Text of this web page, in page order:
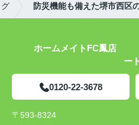
防災機能も備えた堺市西区
ホームメイトFC鳳
ート
0120-22-3678
〒593-8324